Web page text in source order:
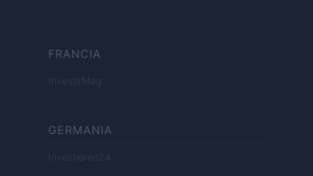
FRANCIA
InvestirMag
GERMANIA
Investieren24